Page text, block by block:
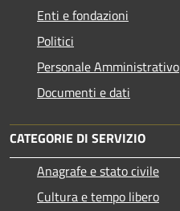
Enti e fondazioni
Politici
Personale Amministrativo
Documenti e dati
CATEGORIE DI SERVIZIO
Anagrafe e stato civile
Cultura e tempo libero